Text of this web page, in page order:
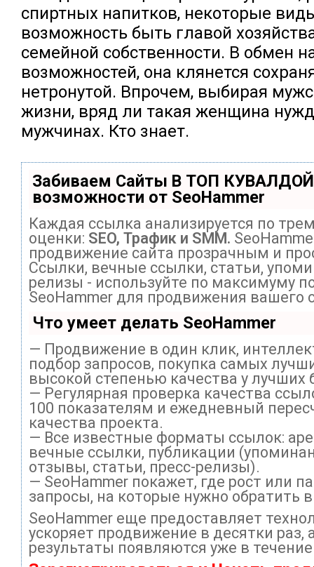
спиртных напитков, некоторые
возможность быть главой
семейной собственности. В обмен
возможностей, она клянется
нетронутой. Впрочем, выбирая
жизни, вряд ли такая женщина
мужчинах. Кто знает.
Забиваем Сайты В ТОП
возможности от SeoHammer
Каждая ссылка анализируется по
оценки: SEO, Трафик и SMM.
продвижение сайта прозрачным и
Ссылки, вечные ссылки, статьи,
релизы - используйте по максимуму
SeoHammer для продвижения вашего
Что умеет делать SeoHammer
— Продвижение в один клик,
подбор запросов, покупка самых
высокой степенью качества у лучших
— Регулярная проверка качества
100 показателям и ежедневный
качества проекта.
— Все известные форматы ссылок:
вечные ссылки, публикации
отзывы, статьи, пресс-релизы).
— SeoHammer покажет, где рост или
запросы, на которые нужно обратить
SeoHammer еще предоставляет
ускоряет продвижение в десятки раз,
результаты появляются уже в